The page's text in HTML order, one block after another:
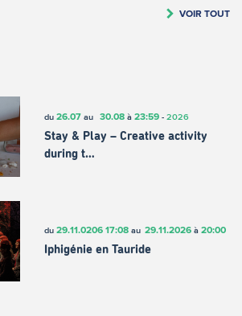
VOIR TOUT
du 26.07au 30.08à 23:59- 2026
Stay & Play – Creative activity
during t…
du 29.11.0206 17:08au 29.11.2026à 20:00
Iphigénie en Tauride